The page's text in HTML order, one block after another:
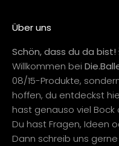
Über uns
Schön, dass du da bist!
Willkommen bei
08/15-Produkte,
hoffen, du entdeckst
hast genauso viel Bock
Du hast Fragen, Ideen
Dann schreib uns